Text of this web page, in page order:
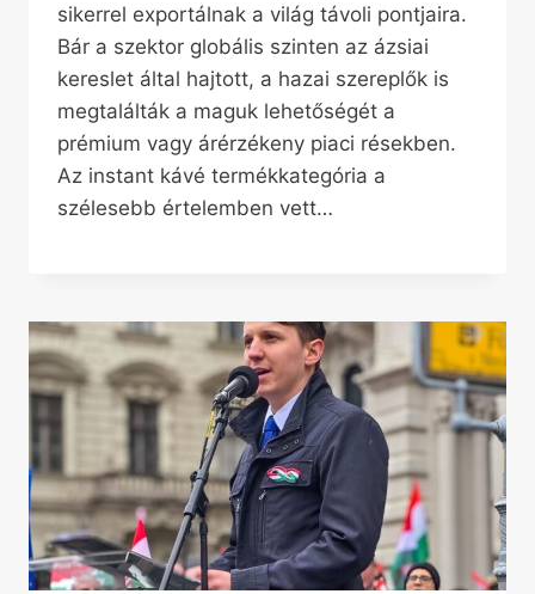
sikerrel exportálnak a világ távoli pontjaira.
Bár a szektor globális szinten az ázsiai
kereslet által hajtott, a hazai szereplők is
megtalálták a maguk lehetőségét a
prémium vagy árérzékeny piaci résekben.
Az instant kávé termékkategória a
szélesebb értelemben vett…